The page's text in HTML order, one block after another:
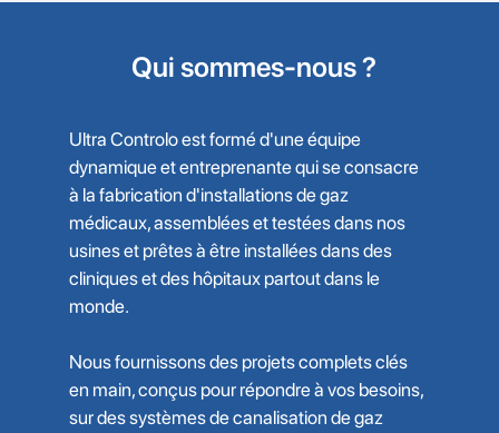
Qui sommes-nous ?
Ultra Controlo est formé d'une équipe
dynamique et entreprenante qui se consacre
à la fabrication d'installations de gaz
médicaux, assemblées et testées dans nos
usines et prêtes à être installées dans des
cliniques et des hôpitaux partout dans le
monde.
Nous fournissons des projets complets clés
en main, conçus pour répondre à vos besoins,
sur des systèmes de canalisation de gaz